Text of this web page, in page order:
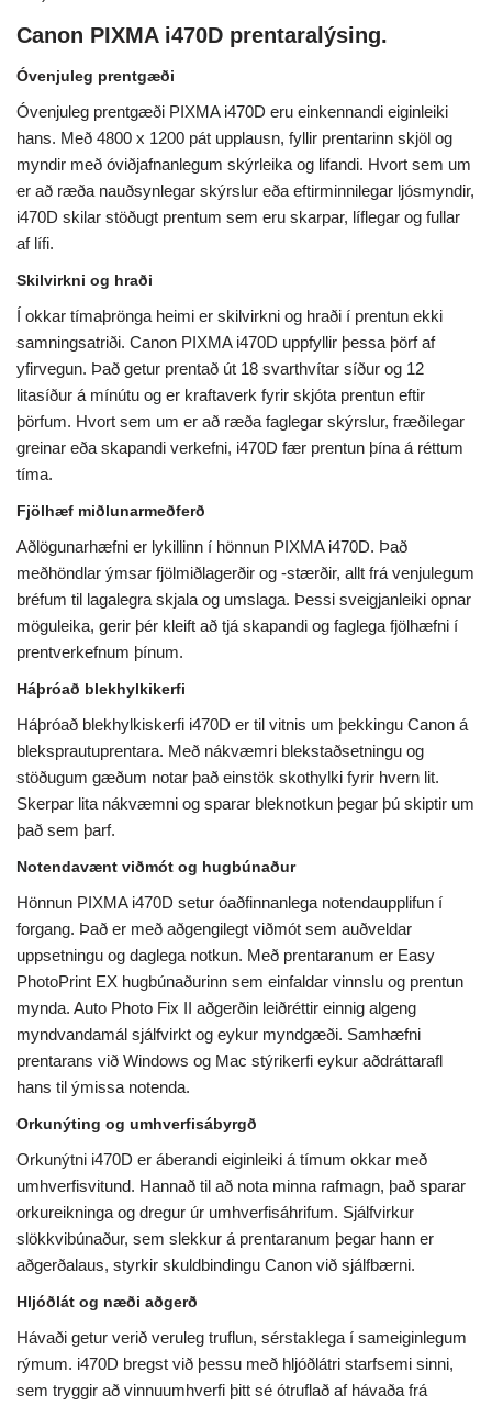
Canon PIXMA i470D prentaralýsing.
Óvenjuleg prentgæði
Óvenjuleg prentgæði PIXMA i470D eru einkennandi eiginleiki
hans. Með 4800 x 1200 pát upplausn, fyllir prentarinn skjöl og
myndir með óviðjafnanlegum skýrleika og lifandi. Hvort sem um
er að ræða nauðsynlegar skýrslur eða eftirminnilegar ljósmyndir,
i470D skilar stöðugt prentum sem eru skarpar, líflegar og fullar
af lífi.
Skilvirkni og hraði
Í okkar tímaþrönga heimi er skilvirkni og hraði í prentun ekki
samningsatriði. Canon PIXMA i470D uppfyllir þessa þörf af
yfirvegun. Það getur prentað út 18 svarthvítar síður og 12
litasíður á mínútu og er kraftaverk fyrir skjóta prentun eftir
þörfum. Hvort sem um er að ræða faglegar skýrslur, fræðilegar
greinar eða skapandi verkefni, i470D fær prentun þína á réttum
tíma.
Fjölhæf miðlunarmeðferð
Aðlögunarhæfni er lykillinn í hönnun PIXMA i470D. Það
meðhöndlar ýmsar fjölmiðlagerðir og -stærðir, allt frá venjulegum
bréfum til lagalegra skjala og umslaga. Þessi sveigjanleiki opnar
möguleika, gerir þér kleift að tjá skapandi og faglega fjölhæfni í
prentverkefnum þínum.
Háþróað blekhylkikerfi
Háþróað blekhylkiskerfi i470D er til vitnis um þekkingu Canon á
bleksprautuprentara. Með nákvæmri blekstaðsetningu og
stöðugum gæðum notar það einstök skothylki fyrir hvern lit.
Skerpar lita nákvæmni og sparar bleknotkun þegar þú skiptir um
það sem þarf.
Notendavænt viðmót og hugbúnaður
Hönnun PIXMA i470D setur óaðfinnanlega notendaupplifun í
forgang. Það er með aðgengilegt viðmót sem auðveldar
uppsetningu og daglega notkun. Með prentaranum er Easy
PhotoPrint EX hugbúnaðurinn sem einfaldar vinnslu og prentun
mynda. Auto Photo Fix II aðgerðin leiðréttir einnig algeng
myndvandamál sjálfvirkt og eykur myndgæði. Samhæfni
prentarans við Windows og Mac stýrikerfi eykur aðdráttarafl
hans til ýmissa notenda.
Orkunýting og umhverfisábyrgð
Orkunýtni i470D er áberandi eiginleiki á tímum okkar með
umhverfisvitund. Hannað til að nota minna rafmagn, það sparar
orkureikninga og dregur úr umhverfisáhrifum. Sjálfvirkur
slökkvibúnaður, sem slekkur á prentaranum þegar hann er
aðgerðalaus, styrkir skuldbindingu Canon við sjálfbærni.
Hljóðlát og næði aðgerð
Hávaði getur verið veruleg truflun, sérstaklega í sameiginlegum
rýmum. i470D bregst við þessu með hljóðlátri starfsemi sinni,
sem tryggir að vinnuumhverfi þitt sé ótruflað af hávaða frá